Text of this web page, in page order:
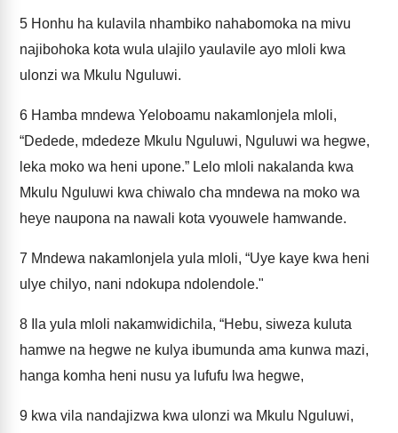
5 Honhu ha kulavila nhambiko nahabomoka na mivu
najibohoka kota wula ulajilo yaulavile ayo mloli kwa
ulonzi wa Mkulu Nguluwi.
6 Hamba mndewa Yeloboamu nakamlonjela mloli,
“Dedede, mdedeze Mkulu Nguluwi, Nguluwi wa hegwe,
leka moko wa heni upone.” Lelo mloli nakalanda kwa
Mkulu Nguluwi kwa chiwalo cha mndewa na moko wa
heye naupona na nawali kota vyouwele hamwande.
7 Mndewa nakamlonjela yula mloli, “Uye kaye kwa heni
ulye chilyo, nani ndokupa ndolendole."
8 Ila yula mloli nakamwidichila, “Hebu, siweza kuluta
hamwe na hegwe ne kulya ibumunda ama kunwa mazi,
hanga komha heni nusu ya lufufu lwa hegwe,
9 kwa vila nandajizwa kwa ulonzi wa Mkulu Nguluwi,